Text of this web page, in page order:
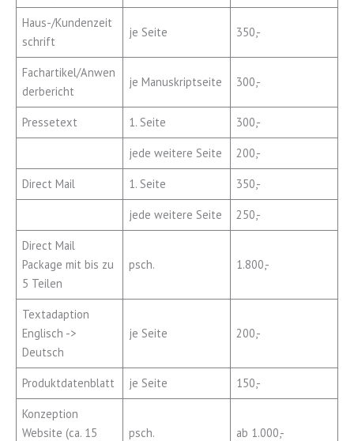
Haus-/Kundenzeit
schrift
je Seite 350,-
Fachartikel/Anwen
derbericht
je Manuskriptseite 300,-
Pressetext 1. Seite 300,-
jede weitere Seite 200,-
Direct Mail 1. Seite 350,-
jede weitere Seite 250,-
Direct Mail
Package mit bis zu
5 Teilen
psch. 1.800,-
Textadaption
Englisch ->
Deutsch
je Seite 200,-
Produktdatenblatt je Seite 150,-
Konzeption
Website (ca. 15
psch. ab 1.000,-